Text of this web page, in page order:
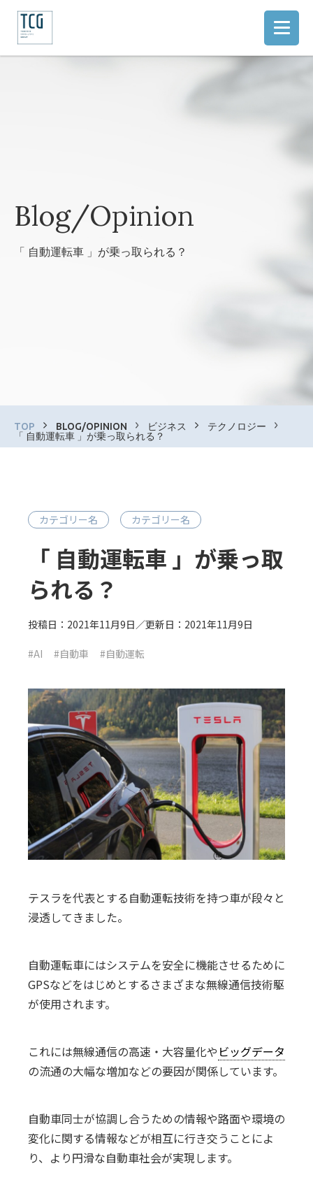
Blog/Opinion
「 自動運転車 」が乗っ取られる？
TOP BLOG/OPINION ビジネス
テクノロジー
「 自動運転車 」が乗っ取られる？
カテゴリー名 カテゴリー名
「 自動運転車 」が乗っ取
られる？
投稿日：2021年11月9日／更新日：2021年11月9日
#AI #自動車 #自動運転
テスラを代表とする自動運転技術を持つ車が段々と
浸透してきました。
自動運転車にはシステムを安全に機能させるために
GPSなどをはじめとするさまざまな無線通信技術駆
が使用されます。
これには無線通信の高速・大容量化や ビッグデータ
の流通の大幅な増加などの要因が関係しています。
自動車同士が協調し合うための情報や路面や環境の
変化に関する情報などが相互に行き交うことによ
り、より円滑な自動車社会が実現します。